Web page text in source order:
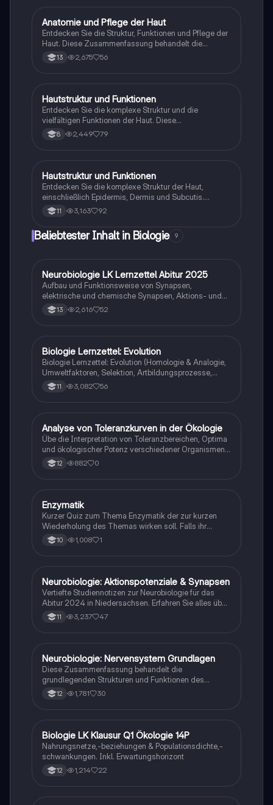
Studierende der Biologie und Medizin.
Biologie
Anatomie und Pflege der Haut
Entdecken Sie die Struktur, Funktionen und Pflege der
Haut. Diese Zusammenfassung behandelt die
Anatomie der Haut, die Rolle der Mikrobiologie,
Hauttypen, Pflegeprinzipien und häufige
Pflegeberufe.
13 2,675 56
Biologie
Hautstruktur und Funktionen
Entdecken Sie die komplexe Struktur und die
vielfältigen Funktionen der Haut. Diese
Zusammenfassung behandelt die Aufgaben der Haut,
ihren Aufbau in Epidermis, Korium und Subkutis sowie
Medizin, die ein tiefes Verständnis der Haut als
größtes Organ des Körpers erlangen möchten.
8 2,449 79
Biologie
Hautstruktur und Funktionen
Entdecken Sie die komplexe Struktur der Haut,
einschließlich Epidermis, Dermis und Subcutis.
Erfahren Sie mehr über die Rolle von Melanozyten, die
Funktionen der Haut als Barriere, für den Stoffwechsel,
Ideal für Studierende der Biologie und Medizin.
11 3,163 92
Beliebtester Inhalt in Biologie 9
Biologie
Neurobiologie LK Lernzettel Abitur 2025
Aufbau und Funktionsweise von Synapsen,
elektrische und chemische Synapsen, Aktions- und
Ruhepotential
13 2,616 52
Biologie
Biologie Lernzettel: Evolution
Biologie Lernzettel: Evolution (Homologie & Analogie,
Umweltfaktoren, Selektion, Artbildungsprozesse,
Klimaregeln, Konkurrenz, Evolution des Menschen…)
11 3,082 56
ABiologie
Analyse von Toleranzkurven in der Ökologie
Übe die Interpretation von Toleranzbereichen, Optima
und ökologischer Potenz verschiedener Organismen
gegenüber Umweltfaktoren.
12 882 0
EBiologie
Enzymatik
Kurzer Quiz zum Thema Enzymatik der zur kurzen
Wiederholung des Themas wirken soll. Falls ihr
Fehlern begegnet wäre ich dankbar ,wenn ihr mir
diese weiterleitet. Danke und euch viel Spaß dabei!
10 1,008 1
Biologie
Neurobiologie: Aktionspotenziale & Synapsen
Vertiefte Studiennotizen zur Neurobiologie für das
Abitur 2024 in Niedersachsen. Erfahren Sie alles über
Aktionspotenziale, Ruhepotenziale, synaptische
Integration, die Rolle von Neurotransmittern, die
Schüler, die sich auf Prüfungen vorbereiten und ein
tiefes Verständnis der neuronalen Signalübertragung
entwickeln möchten.
11 3,237 47
Biologie
Neurobiologie: Nervensystem Grundlagen
Diese Zusammenfassung behandelt die
grundlegenden Strukturen und Funktionen des
Nervensystems, einschließlich Neuronen, Gliazellen,
Ruhepotential, Aktionspotential und synaptische
Signalübertragung und die Auswirkungen von
Neurotoxinen. Ideal für Studierende der Neurobiologie
und verwandter Fächer.
12 1,781 30
Biologie
Biologie LK Klausur Q1 Ökologie 14P
Nahrungsnetze,-beziehungen & Populationsdichte,-
schwankungen. Inkl. Erwartungshorizont
12 1,214 22